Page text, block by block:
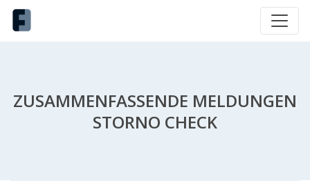
ZUSAMMENFASSENDE MELDUNGEN
STORNO CHECK